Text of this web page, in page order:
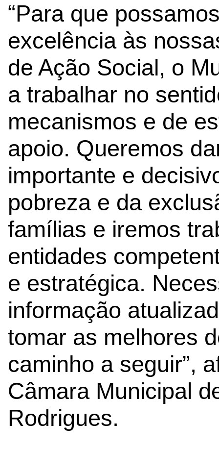
“Para que
excelência às
de Ação Social, o
a trabalhar no
mecanismos e de
apoio. Queremos
importante e
pobreza e da
famílias e iremos
entidades
e estratégica.
informação
tomar as melhores
caminho a seguir”,
Câmara Municipal
Rodrigues.